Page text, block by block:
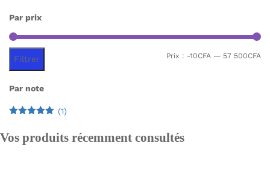
Par prix
Filtrer Prix : -10CFA — 57 500CFA
Par note
(1)
Vos produits récemment consultés